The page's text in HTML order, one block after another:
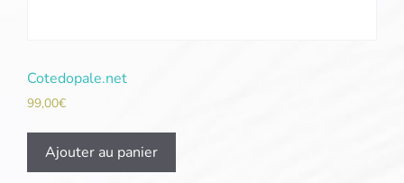
Cotedopale.net
99,00€
Ajouter au panier